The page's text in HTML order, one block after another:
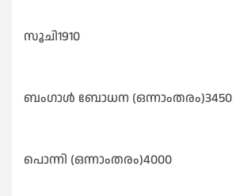
സൂചി1910
ബംഗാൾ ബോധന (ഒന്നാംതരം)3450
പൊന്നി (ഒന്നാംതരം)4000